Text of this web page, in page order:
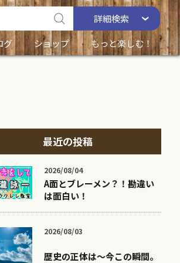
詳細検索
グ ショップ もっと楽しむ！
最近の投稿
2026/08/04
A面とブレーメン？！勘違い
は面白い！
2026/08/03
歴史の正体は〜今この瞬間。